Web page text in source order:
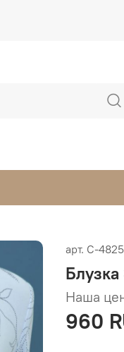
арт. С-
Наша
960